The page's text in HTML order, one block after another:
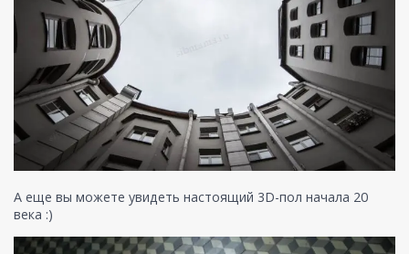
А еще вы можете увидеть настоящий 3D-пол начала 20
века :)